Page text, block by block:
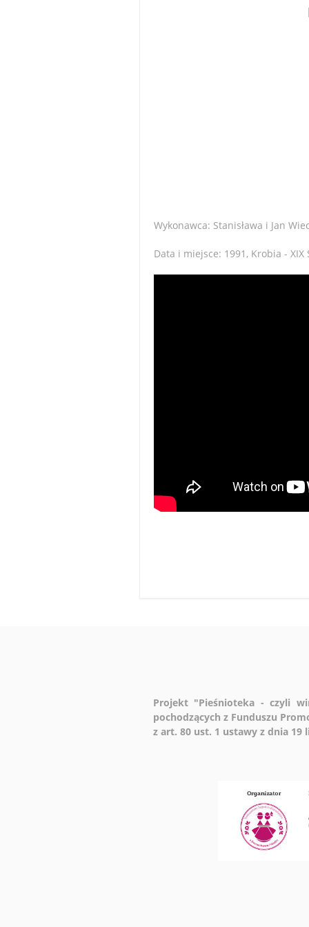
Wykonawca: Stanisława i Jan
Data i miejsce: 1991, Krobia -
Projekt "Pieśnioteka - czyli
pochodzących z Funduszu
z art. 80 ust. 1 ustawy z dnia 19